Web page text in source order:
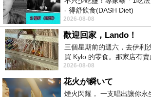
簡介
- 得舒飲食(DASH Diet)
https://www.facebook.com/
posts/157966
2026-08-08
歡迎回家，Lando！
三個星期前的週六，去伊利
買 Kylo 的零食。那家店有
顧都會去看一下。他們偶爾
2026-08-08
花火が瞬いて
煙火閃耀， 一支唱出讓你永